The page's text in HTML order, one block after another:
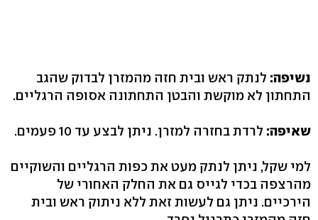
נשיפה: לנתק ראש ובית חזה מהמזרן לבדוק שהגב
התחתון לא מוקשת והבטן התחתונה אסופה הרגליים.
שאיפה: לרדת בחזרה למזרן. ניתן לבצע עד 10 פעמים.
למי שקל, ניתן לנתק מעט את כפות הרגליים והשוקיים
מהרצפה בכדי לגייס גם את החלק האחורי של
הירכיים. ניתן גם לעשות זאת ללא ניתוק ראש ובית